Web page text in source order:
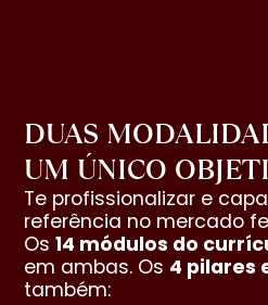
DUAS
UM ÚNICO
Te profissionalizar e
referência no mercado
Os14 módulos do
em ambas. Os 4 pilares
também: